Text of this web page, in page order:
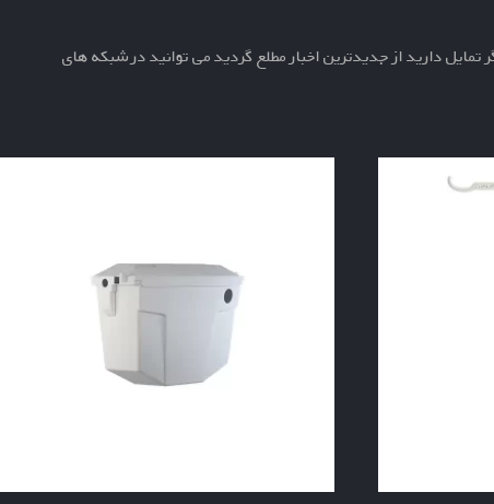
دارید از جدیدترین اخبار مطلع گردید می توانید در شبکه های